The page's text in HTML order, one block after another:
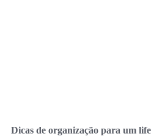
Dicas de organização para um